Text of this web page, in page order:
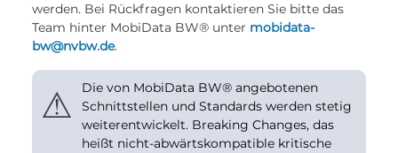
werden. Bei Rückfragen kontaktieren Sie bitte das
Team hinter MobiData BW® unter mobidata-
bw@nvbw.de.
⚠
Die von MobiData BW® angebotenen
Schnittstellen und Standards werden stetig
weiterentwickelt. Breaking Changes, das
heißt nicht-abwärtskompatible kritische